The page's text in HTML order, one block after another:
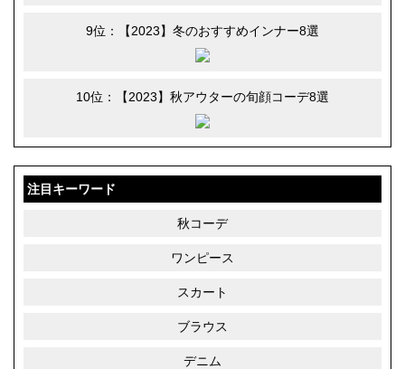
9位：【2023】冬のおすすめインナー8選
10位：【2023】秋アウターの旬顔コーデ8選
注目キーワード
秋コーデ
ワンピース
スカート
ブラウス
デニム